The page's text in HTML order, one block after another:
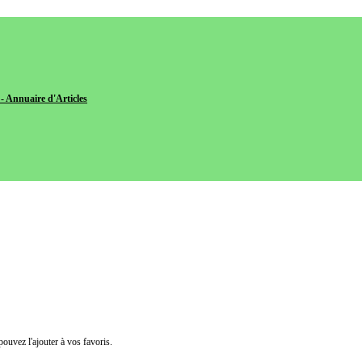
Annuaire d'Articles
l'ajouter à vos favoris.